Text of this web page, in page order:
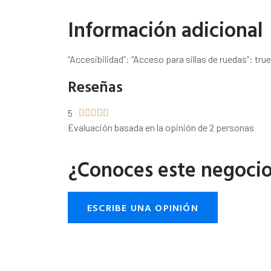
Información adicional
“Accesibilidad”: “Acceso para sillas de ruedas”:
Reseñas
5     
Evaluación basada en la opinión de 2 personas
¿Conoces este
ESCRIBE UNA OPINIÓN